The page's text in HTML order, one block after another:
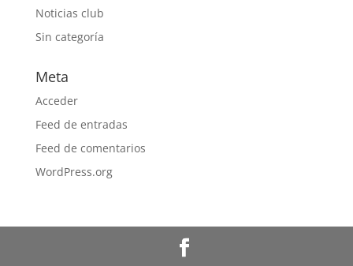
Noticias club
Sin categoría
Meta
Acceder
Feed de entradas
Feed de comentarios
WordPress.org